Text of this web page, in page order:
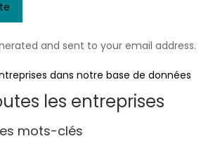
and sent to your email address.
dans notre base de données
les entreprises
mots-clés